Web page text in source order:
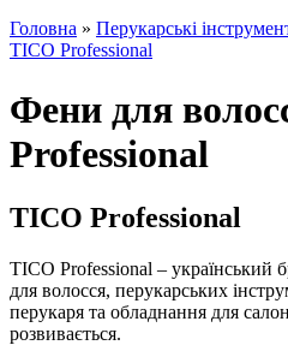
Головна » Перукарські
TICO Professional
Фени для
Professional
TICO Professional
TICO Professional – український
для волосся, перукарських
перукаря та обладнання для
розвивається.